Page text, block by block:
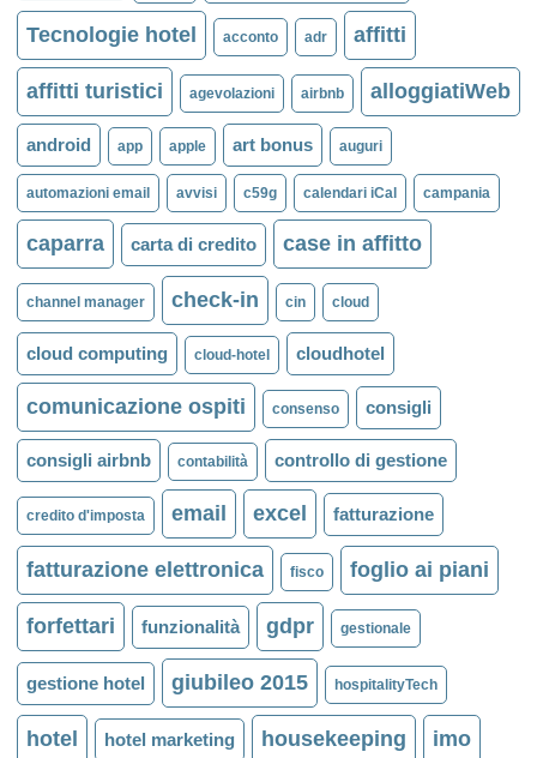
Tecnologie hotel acconto adr affitti
affitti turistici agevolazioni airbnb alloggiatiWeb
android app apple art bonus auguri
automazioni email avvisi c59g calendari iCal campania
caparra carta di credito case in affitto
channel manager check-in cin cloud
cloud computing cloud-hotel cloudhotel
comunicazione ospiti consenso consigli
consigli airbnb contabilità controllo di gestione
credito d'imposta email excel fatturazione
fatturazione elettronica fisco foglio ai piani
forfettari funzionalità gdpr gestionale
gestione hotel giubileo 2015 hospitalityTech
hotel hotel marketing housekeeping imo